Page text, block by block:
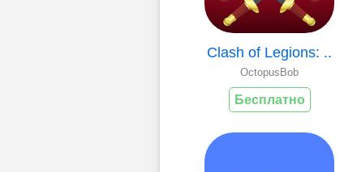
Clash of Legions: ..
OctopusBob
Бесплатно